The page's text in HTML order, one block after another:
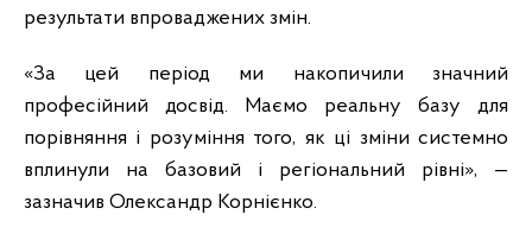
результати впроваджених змін.
«За цей період ми накопичили значний
професійний досвід. Маємо реальну базу для
порівняння і розуміння того, як ці зміни системно
вплинули на базовий і регіональний рівні», —
зазначив Олександр Корнієнко.